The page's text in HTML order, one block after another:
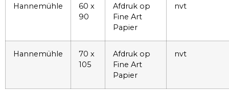
Hannemühle
60 x
90
Afdruk op
Fine Art
Papier
nvt
Hannemühle
70 x
105
Afdruk op
Fine Art
Papier
nvt